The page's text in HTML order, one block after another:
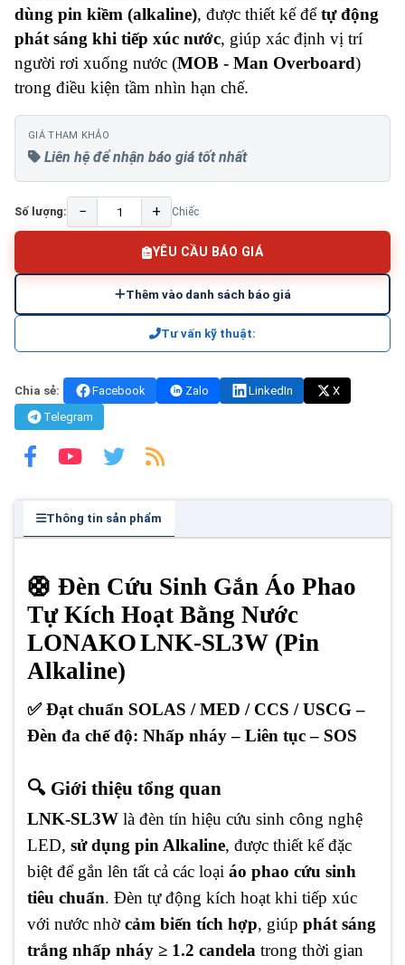
dùng pin kiềm (alkaline), được thiết kế đểtự động
phát sáng khi tiếp xúc nước, giúp xác định vị trí
người rơi xuống nước (MOB - Man Overboard)
trong điều kiện tầm nhìn hạn chế.
GIÁ THAM KHẢO
Liên hệ để nhận báo giá tốt nhất
Số lượng: − + Chiếc
YÊU CẦU BÁO GIÁ
Thêm vào danh sách báo giá
Tư vấn kỹ thuật:
Chia sẻ: Facebook Zalo LinkedIn
X
Telegram
Thông tin sản phẩm
🛟 Đèn Cứu Sinh Gắn Áo Phao
Tự Kích Hoạt Bằng Nước
LONAKOLNK-SL3W (Pin
Alkaline)
✅ Đạt chuẩn SOLAS / MED / CCS / USCG –
Đèn đa chế độ: Nhấp nháy – Liên tục – SOS
🔍 Giới thiệu tổng quan
LNK-SL3W là đèn tín hiệu cứu sinh công nghệ
LED, sử dụng pin Alkaline, được thiết kế đặc
biệt để gắn lên tất cả các loại áo phao cứu sinh
tiêu chuẩn. Đèn tự động kích hoạt khi tiếp xúc
với nước nhờcảm biến tích hợp, giúp phát sáng
trắng nhấp nháy ≥ 1.2 candela trong thời gian